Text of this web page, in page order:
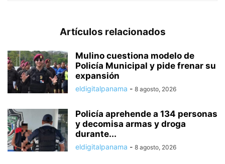
Artículos relacionados
Mulino cuestiona modelo de
Policía Municipal y pide frenar su
expansión
eldigitalpanama - 8 agosto, 2026
Policía aprehende a 134 personas
y decomisa armas y droga
durante...
eldigitalpanama - 8 agosto, 2026